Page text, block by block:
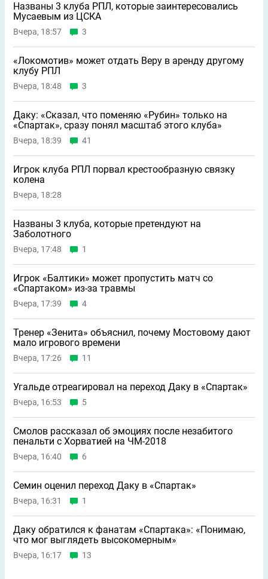
Названы 3 клуба РПЛ, которые заинтересовались
Мусаевым из ЦСКА
Вчера, 18:57 3
«Локомотив» может отдать Веру в аренду другому
клубу РПЛ
Вчера, 18:48 3
Даку: «Сказал, что поменяю «Рубин» только на
«Спартак», сразу понял масштаб этого клуба»
Вчера, 18:39 41
Игрок клуба РПЛ порвал крестообразную связку
колена
Вчера, 18:28
Названы 3 клуба, которые претендуют на
Заболотного
Вчера, 17:48 1
Игрок «Балтики» может пропустить матч со
«Спартаком» из-за травмы
Вчера, 17:39 4
Тренер «Зенита» объяснил, почему Мостовому дают
мало игрового времени
Вчера, 17:26 11
Угальде отреагировал на переход Даку в «Спартак»
Вчера, 16:53 5
Смолов рассказал об эмоциях после незабитого
пенальти с Хорватией на ЧМ-2018
Вчера, 16:40 6
Семин оценил переход Даку в «Спартак»
Вчера, 16:31 1
Даку обратился к фанатам «Спартака»: «Понимаю,
что мог выглядеть высокомерным»
Вчера, 16:17 13